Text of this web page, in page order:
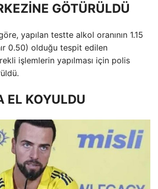
GÖTÜRÜLDÜ
yapılan testte alkol oranının 1.15
0.50) olduğu tespit edilen
işlemlerin yapılması için polis
EL KOYULDU